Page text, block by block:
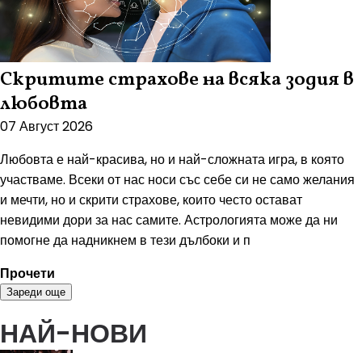
Скритите страхове на всяка зодия в
любовта
07 Август 2026
Любовта е най-красива, но и най-сложната игра, в която
участваме. Всеки от нас носи със себе си не само желания
и мечти, но и скрити страхове, които често остават
невидими дори за нас самите. Астрологията може да ни
помогне да надникнем в тези дълбоки и п
Прочети
Зареди още
НАЙ-НОВИ